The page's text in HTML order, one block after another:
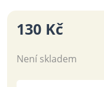
130 Kč
Není skladem